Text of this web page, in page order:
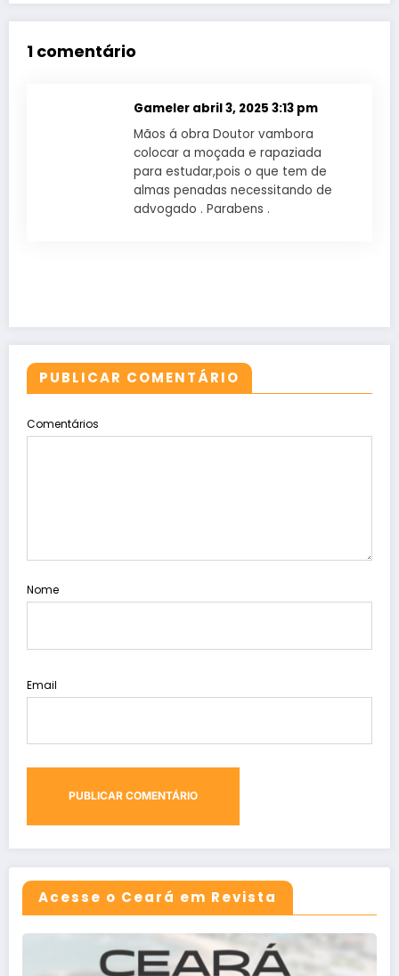
1 comentário
Gameler abril 3, 2025 3:13 pm
Mãos á obra Doutor vambora
colocar a moçada e rapaziada
para estudar,pois o que tem de
almas penadas necessitando de
advogado . Parabens .
PUBLICAR COMENTÁRIO
Comentários
Nome
Email
Acesse o Ceará em Revista